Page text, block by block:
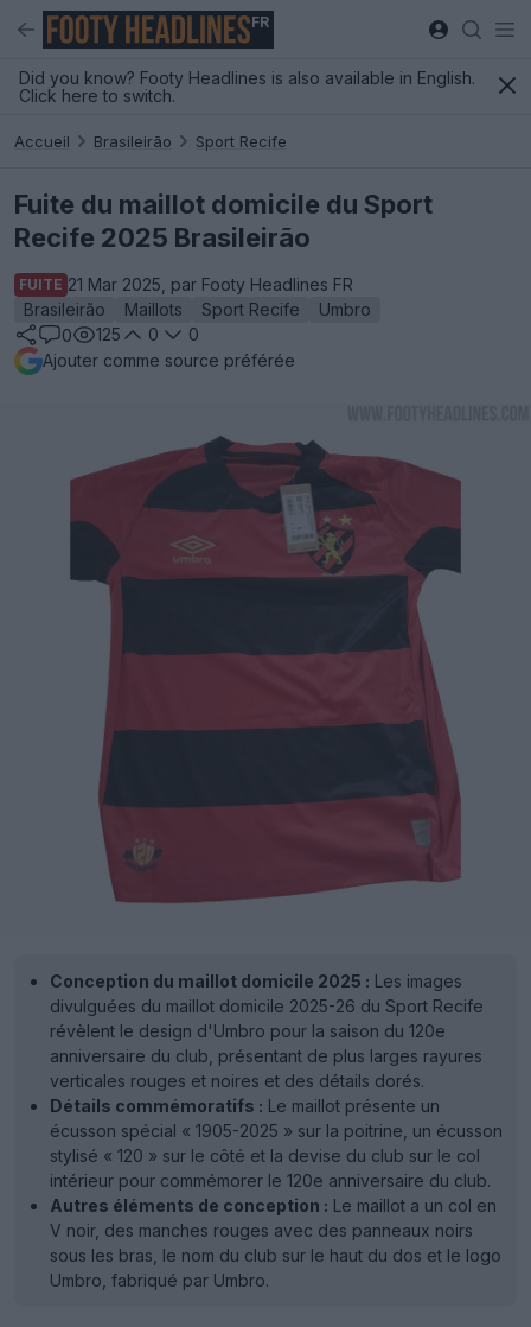
FR
Did you know? Footy Headlines is also available in English.
Click here to switch.
Accueil Brasileirão Sport Recife
Fuite du maillot domicile du Sport
Recife 2025 Brasileirão
FUITE 21 Mar 2025, par Footy Headlines FR
Brasileirão
Maillots Sport Recife
Umbro
0
125 0
0
Ajouter comme source préférée
Conception du maillot domicile 2025 : Les images
divulguées du maillot domicile 2025-26 du Sport Recife
révèlent le design d'Umbro pour la saison du 120e
anniversaire du club, présentant de plus larges rayures
verticales rouges et noires et des détails dorés.
Détails commémoratifs : Le maillot présente un
écusson spécial « 1905-2025 » sur la poitrine, un écusson
stylisé « 120 » sur le côté et la devise du club sur le col
intérieur pour commémorer le 120e anniversaire du club.
Autres éléments de conception : Le maillot a un col en
V noir, des manches rouges avec des panneaux noirs
sous les bras, le nom du club sur le haut du dos et le logo
Umbro, fabriqué par Umbro.